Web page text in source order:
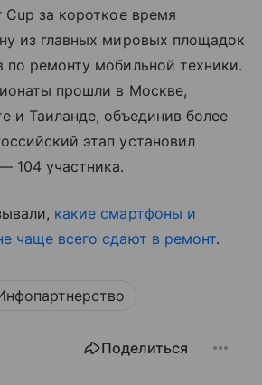
Cup за короткое время
из главных мировых площадок
по ремонту мобильной техники.
прошли в Москве,
и Таиланде, объединив более
этап установил
104 участника.
какие смартфоны и
чаще всего сдают в ремонт.
Поделиться